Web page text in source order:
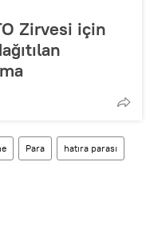
Zirvesi için
Para hatıra parası